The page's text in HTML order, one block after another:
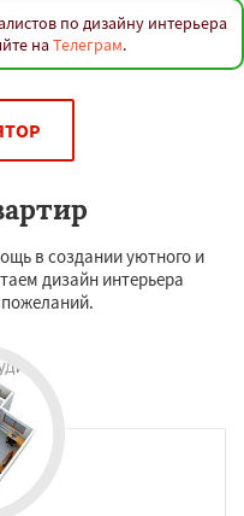
по дизайну интерьера
на Телеграм.
в создании уютного и
дизайн интерьера